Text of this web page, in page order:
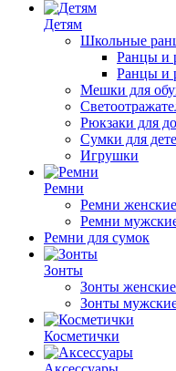
Детям
Школьные
Ранцы и
Ранцы и
Мешки для
Рюкзаки для
Сумки для
Игрушки
Ремни
Ремни женские
Ремни
Ремни для сумок
Зонты
Зонты женские
Зонты
Косметички